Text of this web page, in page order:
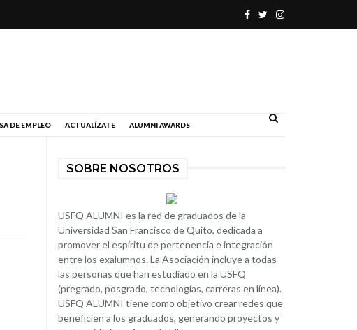
DE EMPLEO ACTUALÍZATE ALUMNI AWARDS
SOBRE NOSOTROS
USFQ ALUMNI es la red de graduados de la
Universidad San Francisco de Quito, dedicada a
promover el espíritu de pertenencia e integración
entre los exalumnos. La Asociación incluye a todas
las personas que han estudiado en la USFQ
(pregrado, posgrado, tecnologías, carreras en línea).
USFQ ALUMNI tiene como objetivo crear redes que
beneficien a los graduados, generando proyectos y